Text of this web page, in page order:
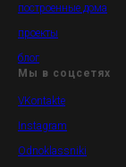
построенные дома
проекты
блог
Мы в соцсетях
VKontakte
Instagram
Odnoklassniki